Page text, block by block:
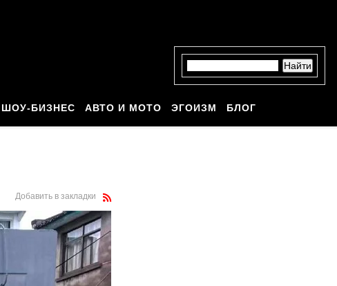
ШОУ-БИЗНЕС АВТО И МОТО ЭГОИЗМ БЛОГ
Добавить в закладки